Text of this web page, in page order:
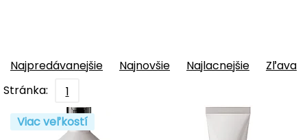
Najpredávanejšie Najnovšie Najlacnejšie
Zľava
Stránka:
1
Viac veľkostí